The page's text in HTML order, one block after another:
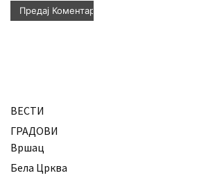
ВЕСТИ
ГРАДОВИ
Вршац
Бела Црква